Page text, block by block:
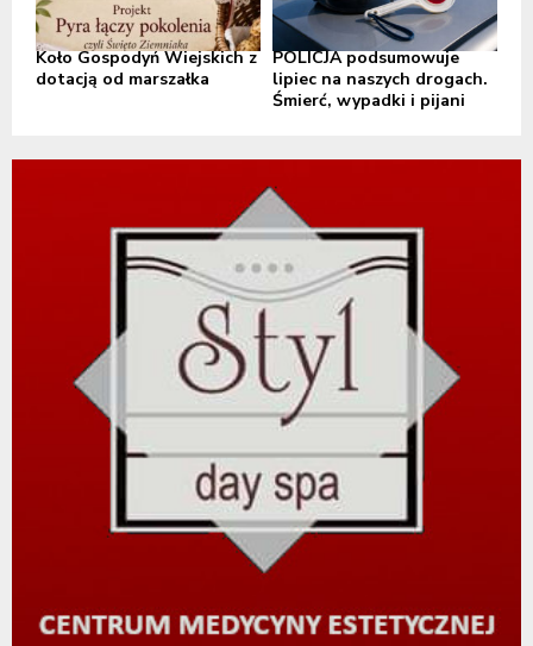
Koło Gospodyń Wiejskich z
dotacją od marszałka
POLICJA podsumowuje
lipiec na naszych drogach.
Śmierć, wypadki i pijani